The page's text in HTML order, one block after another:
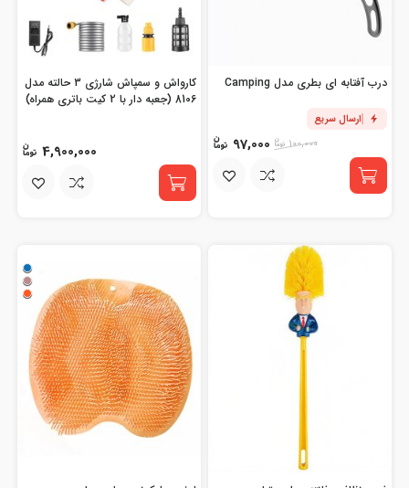
درب آفتابه ای بطری مدل Camping
ارسال سریع
100,000
97,000
کارواش و سمپاش شارژی 3 حالته مدل
8106 (جعبه دار با 2 کیت باتری همراه)
4,900,000